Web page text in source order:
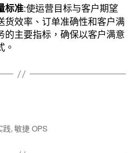
标准:使运营目标与客户期望
货效率、订单准确性和客户满
的主要指标，确保以客户满意
。
践,敏捷 OPS